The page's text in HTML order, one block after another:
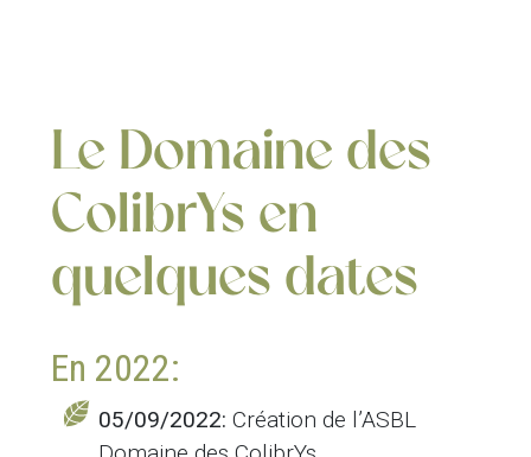
Le Domaine des
ColibrYs en
quelques dates
En 2022:
05/09/2022: Création de l’ASBL